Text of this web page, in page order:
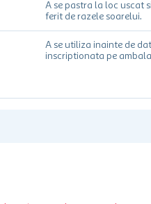
A se pastra la loc uscat
ferit de razele soarelui.
A se utiliza inainte de
inscriptionata pe